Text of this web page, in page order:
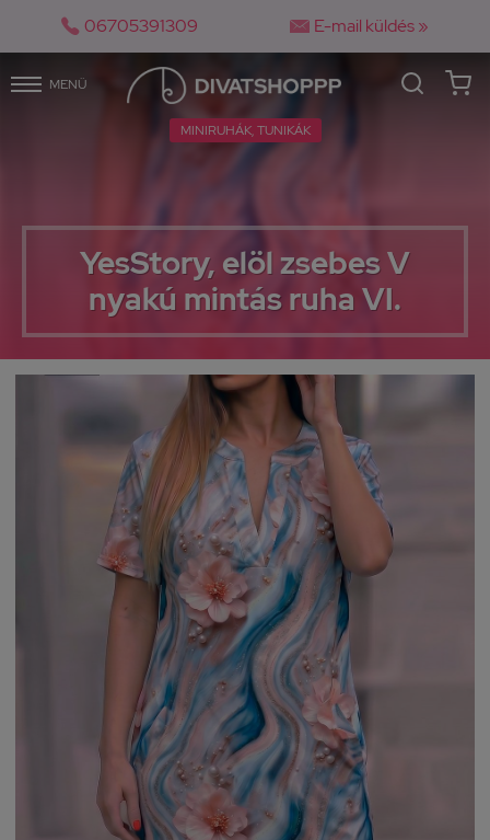
 06705391309  E-mail küldés »
MENÜ
YesStory, elöl zsebes V
nyakú mintás ruha VI.
MINIRUHÁK, TUNIKÁK